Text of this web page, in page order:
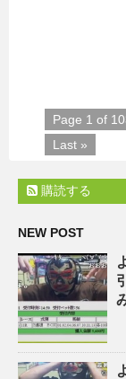
Page 1 of
Last »
購読する
NEW POST